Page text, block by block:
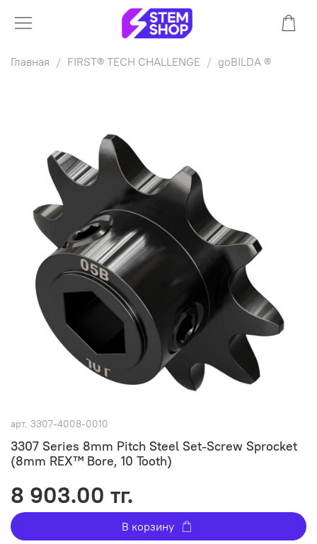
Главная FIRST® TECH CHALLENGE goBILDA ®
арт. 3307-4008-0010
3307 Series 8mm Pitch Steel Set-Screw Sprocket
(8mm REX™ Bore, 10 Tooth)
8 903.00 тг.
В корзину